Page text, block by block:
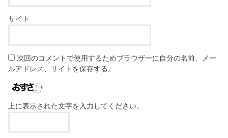
サイト
次回のコメントで使用するためブラウザーに自分の名前、メー
ルアドレス、サイトを保存する。
上に表示された文字を入力してください。